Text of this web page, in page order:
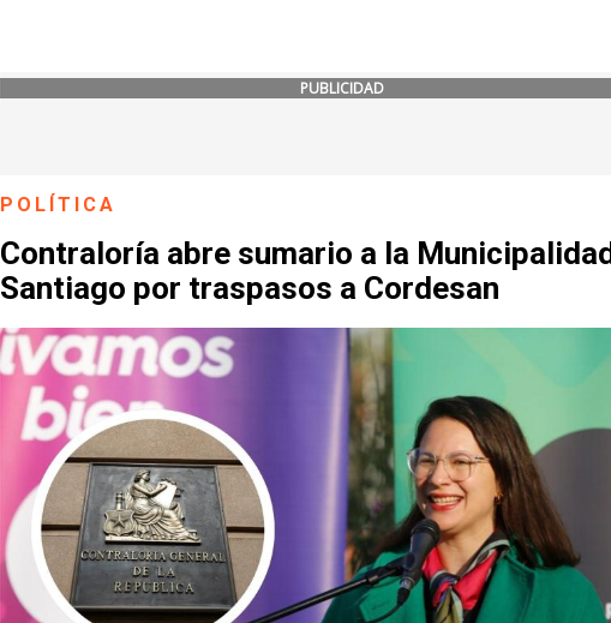
PUBLICIDAD
POLÍTICA
Contraloría abre sumario a la
Santiago por traspasos a Cordesan